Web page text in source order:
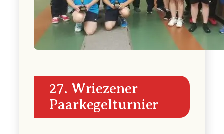
27. Wriezener
Paarkegelturnier